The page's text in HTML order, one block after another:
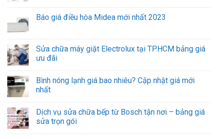
Báo giá điều hòa Midea mới nhất 2023
Sửa chữa máy giặt Electrolux tại TP.HCM bảng giá
ưu đãi
Bình nóng lạnh giá bao nhiêu? Cập nhật giá mới
nhất
Dịch vụ sửa chữa bếp từ Bosch tận nơi – bảng giá
sửa trọn gói